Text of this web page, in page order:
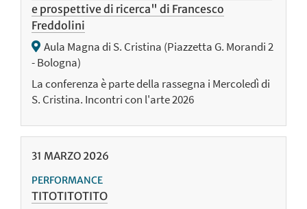
e prospettive di ricerca" di Francesco
Freddolini
Aula Magna di S. Cristina (Piazzetta G. Morandi 2
- Bologna)
La conferenza è parte della rassegna i Mercoledì di
S. Cristina. Incontri con l'arte 2026
31 MARZO 2026
PERFORMANCE
TITOTITOTITO